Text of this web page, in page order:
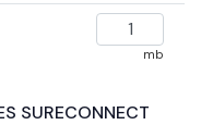
mb
SURECONNECT